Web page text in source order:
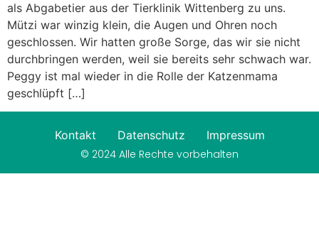
als Abgabetier aus der Tierklinik Wittenberg zu uns.
Mützi war winzig klein, die Augen und Ohren noch
geschlossen. Wir hatten große Sorge, das wir sie nicht
durchbringen werden, weil sie bereits sehr schwach war.
Peggy ist mal wieder in die Rolle der Katzenmama
geschlüpft […]
Kontakt Datenschutz
Impressum
© 2024 Alle Rechte vorbehalten